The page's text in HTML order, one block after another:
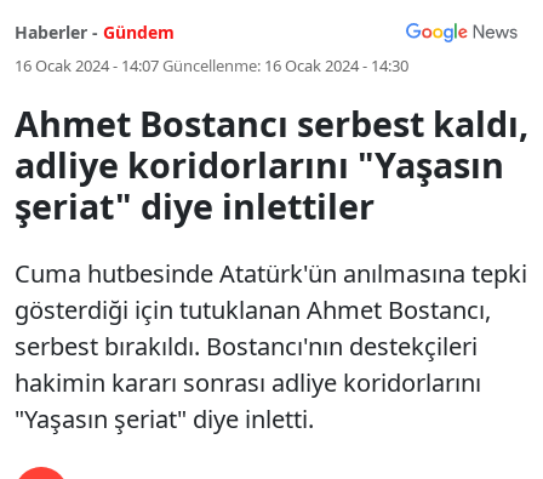
Haberler - Gündem
16 Ocak 2024 - 14:07Güncellenme: 16 Ocak 2024 - 14:30
Ahmet Bostancı serbest kaldı,
adliye koridorlarını "Yaşasın
şeriat" diye inlettiler
Cuma hutbesinde Atatürk'ün anılmasına tepki
gösterdiği için tutuklanan Ahmet Bostancı,
serbest bırakıldı. Bostancı'nın destekçileri
hakimin kararı sonrası adliye koridorlarını
"Yaşasın şeriat" diye inletti.